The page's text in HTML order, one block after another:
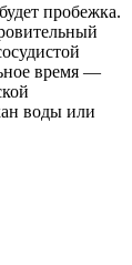
пробежка.
время —
воды или